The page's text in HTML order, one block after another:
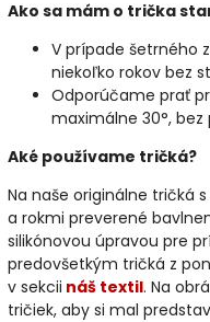
Ako sa mám o trička
V prípade šetrného
niekoľko rokov bez
Odporúčame prať
maximálne 30°, bez
Aké používame tričká?
Na naše originálne tričká
a rokmi preverené
silikónovou úpravou pre
predovšetkým tričká z
v sekcii náš textil. Na
tričiek, aby si mal